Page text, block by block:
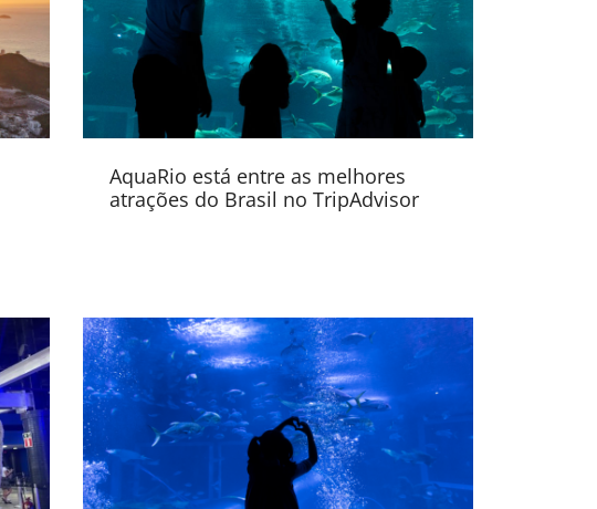
AquaRio está entre as melhores
atrações do Brasil no TripAdvisor